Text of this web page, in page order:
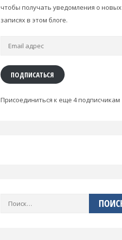
чтобы получать уведомления о новых
записях в этом блоге.
Email
ПОДПИСАТЬСЯ
Присоединиться к еще 4 подписчикам